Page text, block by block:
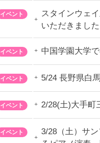
イベント
スタインウェ
いただきました
イベント 中国学園大学
イベント 5/24 長野県白
イベント 2/28(土)大手町
イベント
3/28（土）サ